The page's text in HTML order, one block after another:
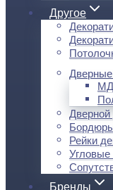
Другое
Дверной
Рейки
Бренды